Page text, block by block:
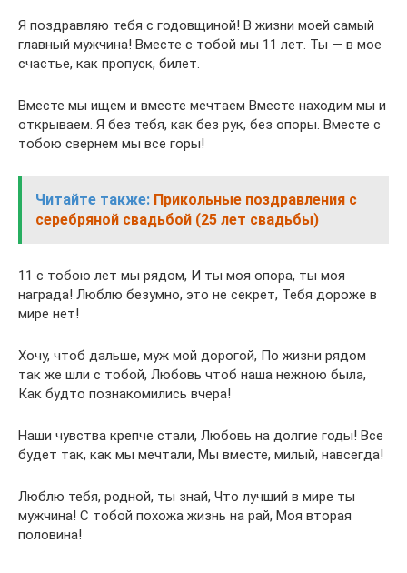
Я поздравляю тебя с годовщиной! В жизни моей самый
главный мужчина! Вместе с тобой мы 11 лет. Ты — в мое
счастье, как пропуск, билет.
Вместе мы ищем и вместе мечтаем Вместе находим мы и
открываем. Я без тебя, как без рук, без опоры. Вместе с
тобою свернем мы все горы!
Читайте также: Прикольные поздравления с
серебряной свадьбой (25 лет свадьбы)
11 с тобою лет мы рядом, И ты моя опора, ты моя
награда! Люблю безумно, это не секрет, Тебя дороже в
мире нет!
Хочу, чтоб дальше, муж мой дорогой, По жизни рядом
так же шли с тобой, Любовь чтоб наша нежною была,
Как будто познакомились вчера!
Наши чувства крепче стали, Любовь на долгие годы! Все
будет так, как мы мечтали, Мы вместе, милый, навсегда!
Люблю тебя, родной, ты знай, Что лучший в мире ты
мужчина! С тобой похожа жизнь на рай, Моя вторая
половина!